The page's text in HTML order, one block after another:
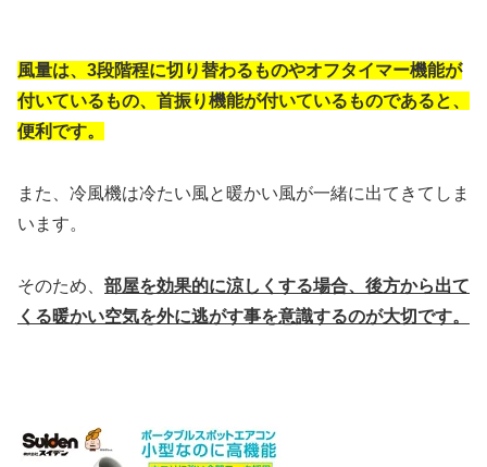
風量は、3段階程に切り替わるものやオフタイマー機能が
付いているもの、首振り機能が付いているものであると、
便利です。
また、冷風機は冷たい風と暖かい風が一緒に出てきてしま
います。
そのため、 部屋を効果的に涼しくする場合、後方から出て
くる暖かい空気を外に逃がす事を意識するのが大切です。